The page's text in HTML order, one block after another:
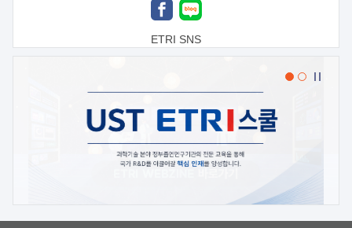
ETRI SNS